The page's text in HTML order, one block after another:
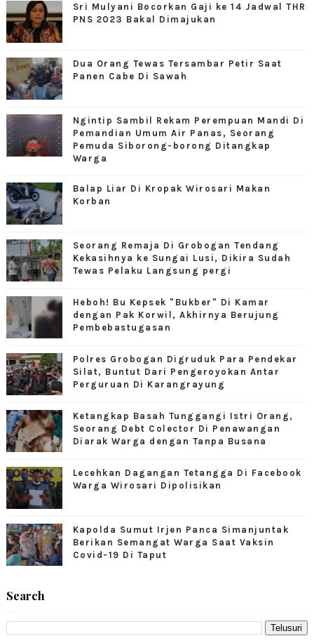
Sri Mulyani Bocorkan Gaji ke 14 Jadwal THR
PNS 2023 Bakal Dimajukan
Dua Orang Tewas Tersambar Petir Saat
Panen Cabe Di Sawah
Ngintip Sambil Rekam Perempuan Mandi Di
Pemandian Umum Air Panas, Seorang
Pemuda Siborong-borong Ditangkap
Warga
Balap Liar Di Kropak Wirosari Makan
Korban
Seorang Remaja Di Grobogan Tendang
Kekasihnya ke Sungai Lusi, Dikira Sudah
Tewas Pelaku Langsung pergi
Heboh! Bu Kepsek "Bukber" Di Kamar
dengan Pak Korwil, Akhirnya Berujung
Pembebastugasan
Polres Grobogan Digruduk Para Pendekar
Silat, Buntut Dari Pengeroyokan Antar
Perguruan Di Karangrayung
Ketangkap Basah Tunggangi Istri Orang,
Seorang Debt Colector Di Penawangan
Diarak Warga dengan Tanpa Busana
Lecehkan Dagangan Tetangga Di Facebook
Warga Wirosari Dipolisikan
Kapolda Sumut Irjen Panca Simanjuntak
Berikan Semangat Warga Saat Vaksin
Covid-19 Di Taput
Search